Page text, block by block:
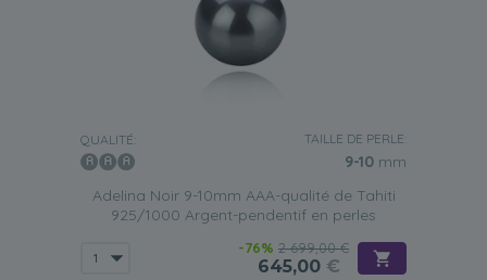
QUALITÉ: TAILLE DE PERLE:
9-10 mm
Adelina Noir 9-10mm AAA-qualité de Tahiti
925/1000 Argent-pendentif en perles
-76% 2 699,00 €
645,00 €